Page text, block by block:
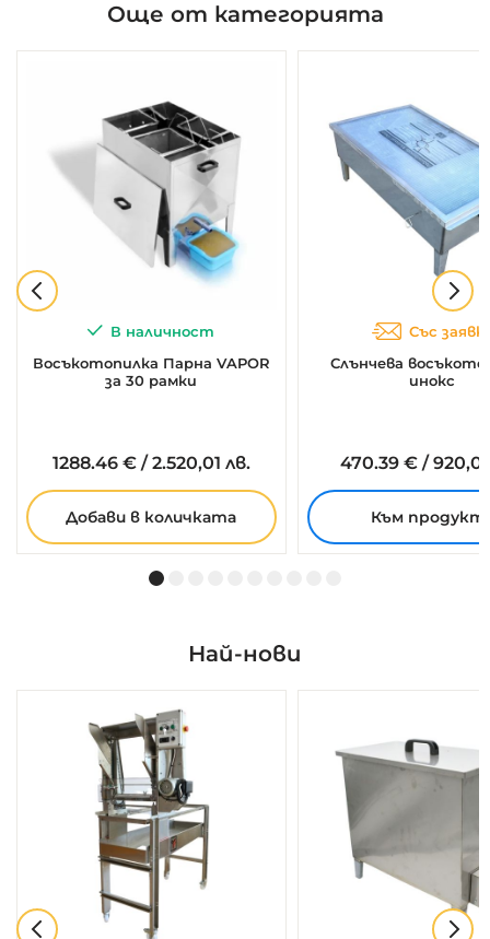
Още от категорията
В наличност
Восъкотопилка Парна VAPOR
за 30 рамки
1288.46 €/2.520,01 лв.
Добави в количката
Със
Слънчева
инокс
470.39 € /
Към
Най-нови